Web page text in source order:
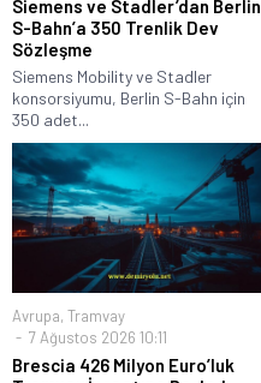
Siemens ve Stadler’dan Berlin
S-Bahn’a 350 Trenlik Dev
Sözleşme
Siemens Mobility ve Stadler
konsorsiyumu, Berlin S-Bahn için
350 adet...
Avrupa, Tramvay
7 Ağustos 2026 10:11
Brescia 426 Milyon Euro’luk